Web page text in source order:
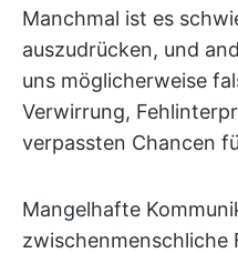
Manchmal ist es
auszudrücken, und
uns möglicherweise
Verwirrung,
verpassten Chancen
Mangelhafte
zwischenmenschliche